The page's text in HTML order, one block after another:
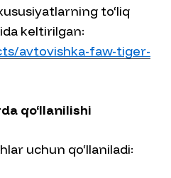
to‘liq
keltirilgan:
avtovishka-faw-tiger-
qo‘llanilishi
uchun qo‘llaniladi: